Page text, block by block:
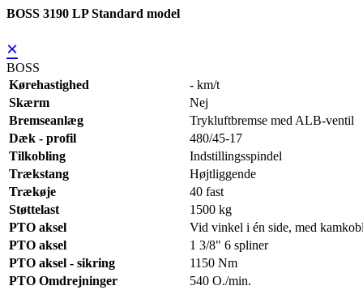
BOSS 3190 LP Standard model
×
BOSS
Kørehastighed
- km/t
Skærm
Nej
Bremseanlæg
Trykluftbremse med ALB-ventil
Dæk - profil
480/45-17
Tilkobling
Indstillingsspindel
Trækstang
Højtliggende
Trækøje
40 fast
Støttelast
1500 kg
PTO aksel
Vid vinkel i én side, med
PTO aksel
1 3/8" 6 spliner
PTO aksel - sikring
1150 Nm
PTO Omdrejninger
540 O./min.